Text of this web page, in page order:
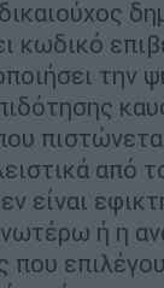
κωδικό
την
από
είναι
ή η
που